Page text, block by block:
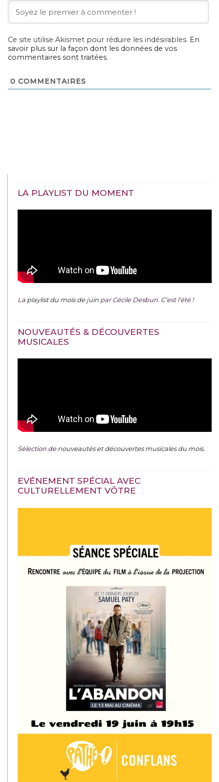
Ce site utilise Akismet pour réduire les indésirables. En
savoir plus sur la façon dont les données de vos
commentaires sont traitées.
0 COMMENTAIRES
LA PLAYLIST DU MOMENT
La playlist du mois de juin par Cécile Desbun. C’est l’été !
NOUVEAUTÉS & DÉCOUVERTES
MUSICALES
Sélection denouveautés et découvertes musicales du mois.
EVÉNEMENT SPÉCIAL AVEC
CULTURELLEMENT VÔTRE